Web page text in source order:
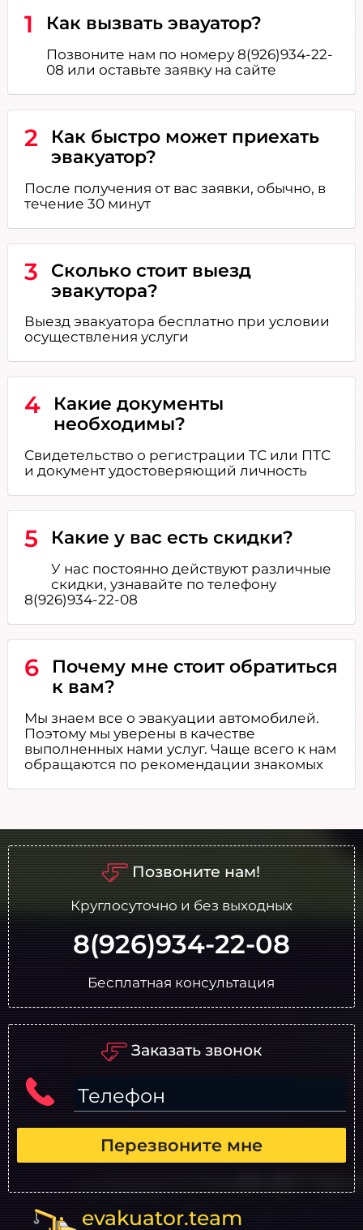
1 Как вызвать эвауатор?
Позвоните нам по номеру 8(926)934-22-
08 или оставьте заявку на сайте
2
Как быстро может приехать
эвакуатор?
После получения от вас заявки, обычно, в
течение 30 минут
3
Сколько стоит выезд
эвакутора?
Выезд эвакуатора бесплатно при условии
осуществления услуги
4
Какие документы
необходимы?
Свидетельство о регистрации ТС или ПТС
и документ удостоверяющий личность
5 Какие у вас есть скидки?
У нас постоянно действуют различные
скидки, узнавайте по телефону
8(926)934-22-08
6
Почему мне стоит обратиться
к вам?
Мы знаем все о эвакуации автомобилей.
Поэтому мы уверены в качестве
выполненных нами услуг. Чаще всего к нам
обращаются по рекомендации знакомых
Позвоните нам!
Круглосуточно и без выходных
8(926)934-22-08
Бесплатная консультация
Заказать звонок
Телефон
Перезвоните мне
evakuator.team